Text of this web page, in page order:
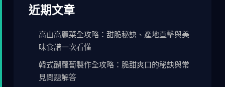
近期文章
高山高麗菜全攻略：甜脆秘訣、產地直擊與美
味食譜一次看懂
韓式醐蘿蔔製作全攻略：脆甜爽口的秘訣與常
見問題解答